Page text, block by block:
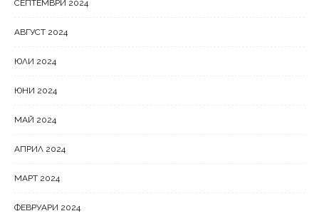
СЕПТЕМВРИ 2024
АВГУСТ 2024
ЮЛИ 2024
ЮНИ 2024
МАЙ 2024
АПРИЛ 2024
МАРТ 2024
ФЕВРУАРИ 2024